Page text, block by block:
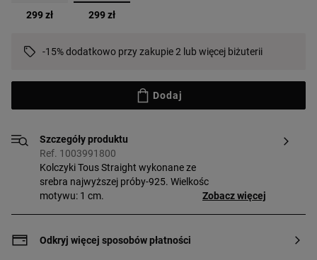
299 zł wybrane
299 zł
-15% dodatkowo przy zakupie 2 lub więcej biżuterii
Dodaj
Szczegóły produktu
Ref. 1003991800
Kolczyki Tous Straight wykonane ze
srebra najwyższej próby-925. Wielkośc
motywu: 1 cm.
Zobacz więcej
Odkryj więcej sposobów płatności